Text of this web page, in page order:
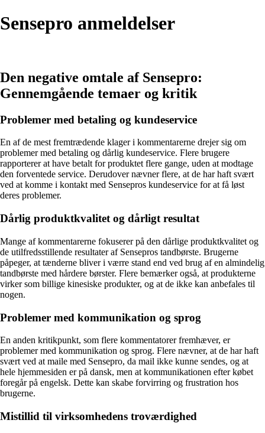
Sensepro anmeldelser
Den negative omtale af Sensepro:
Gennemgående temaer og kritik
Problemer med betaling og kundeservice
En af de mest fremtrædende klager i kommentarerne drejer sig om
problemer med betaling og dårlig kundeservice. Flere brugere
rapporterer at have betalt for produktet flere gange, uden at modtage
den forventede service. Derudover nævner flere, at de har haft svært
ved at komme i kontakt med Sensepros kundeservice for at få løst
deres problemer.
Dårlig produktkvalitet og dårligt resultat
Mange af kommentarerne fokuserer på den dårlige produktkvalitet og
de utilfredsstillende resultater af Sensepros tandbørste. Brugerne
påpeger, at tænderne bliver i værre stand end ved brug af en almindelig
tandbørste med hårdere børster. Flere bemærker også, at produkterne
virker som billige kinesiske produkter, og at de ikke kan anbefales til
nogen.
Problemer med kommunikation og sprog
En anden kritikpunkt, som flere kommentatorer fremhæver, er
problemer med kommunikation og sprog. Flere nævner, at de har haft
svært ved at maile med Sensepro, da mail ikke kunne sendes, og at
hele hjemmesiden er på dansk, men at kommunikationen efter købet
foregår på engelsk. Dette kan skabe forvirring og frustration hos
brugerne.
Mistillid til virksomhedens troværdighed